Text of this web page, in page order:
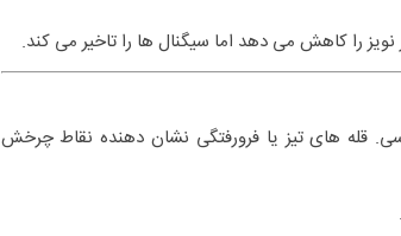
قله های تیز یا فرورفتگی نشان دهنده نقاط چرخش